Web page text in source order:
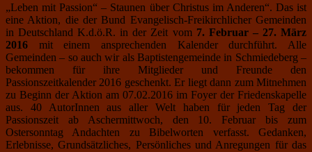
„Leben mit Passion“ – Staunen über Christus im Anderen“. Das ist
eine Aktion, die der Bund Evangelisch-Freikirchlicher Gemeinden
in Deutschland K.d.ö.R. in der Zeit vom 7. Februar – 27. März
2016 mit einem ansprechenden Kalender durchführt. Alle
Gemeinden – so auch wir als Baptistengemeinde in Schmiedeberg –
bekommen für ihre Mitglieder und Freunde den
Passionszeitkalender 2016 geschenkt. Er liegt dann zum Mitnehmen
zu Beginn der Aktion am 07.02.2016 im Foyer der Friedenskapelle
aus. 40 AutorInnen aus aller Welt haben für jeden Tag der
Passionszeit ab Aschermittwoch, den 10. Februar bis zum
Ostersonntag Andachten zu Bibelworten verfasst. Gedanken,
Erlebnisse, Grundsätzliches, Persönliches und Anregungen für das